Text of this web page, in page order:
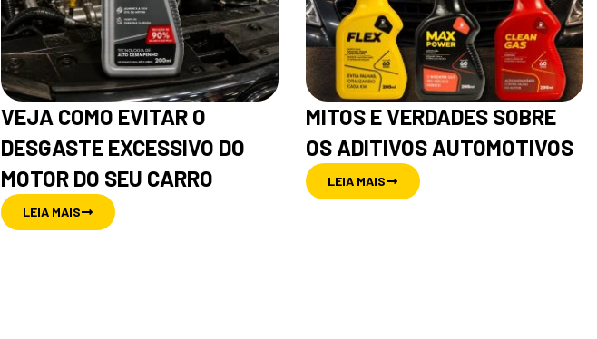
VEJA COMO EVITAR O
DESGASTE EXCESSIVO DO
MOTOR DO SEU CARRO
LEIA MAIS
MITOS E VERDADES SOBRE
OS ADITIVOS AUTOMOTIVOS
LEIA MAIS